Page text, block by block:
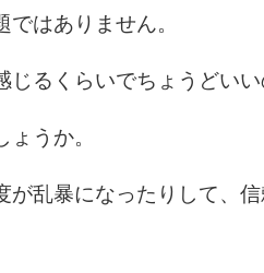
はありません。
るくらいでちょうどいい
うか。
乱暴になったりして、